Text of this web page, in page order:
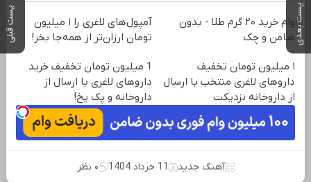
پست بعدی پست قبلی
وام خرید ۲۰ گرم طلا - بدون
ضامن و چک
آمپول‌های لاغری را ۱ میلیون
تومان ارزان‌تر از همه‌جا بخر!
۱ میلیون تومان تخفیف
داروهای لاغری منتخب با ارسال
از داروخانه نزدیکت
1 میلیون تومان تخفیف خرید
داروهای لاغری با ارسال از
داروخانه و پک یخ!
آهنگ جدید 11 خرداد 1404 ۰ نظر